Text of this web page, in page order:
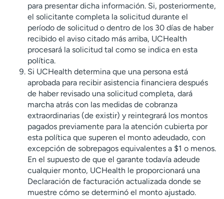
para presentar dicha información. Si, posteriormente,
el solicitante completa la solicitud durante el
período de solicitud o dentro de los 30 días de haber
recibido el aviso citado más arriba, UCHealth
procesará la solicitud tal como se indica en esta
política.
Si UCHealth determina que una persona está
aprobada para recibir asistencia financiera después
de haber revisado una solicitud completa, dará
marcha atrás con las medidas de cobranza
extraordinarias (de existir) y reintegrará los montos
pagados previamente para la atención cubierta por
esta política que superen el monto adeudado, con
excepción de sobrepagos equivalentes a $1 o menos.
En el supuesto de que el garante todavía adeude
cualquier monto, UCHealth le proporcionará una
Declaración de facturación actualizada donde se
muestre cómo se determinó el monto ajustado.